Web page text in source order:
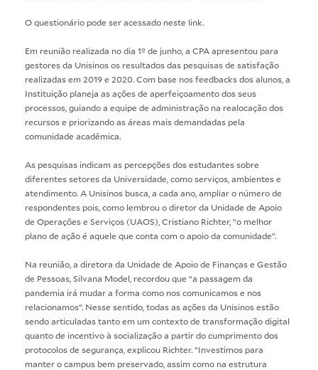
O questionário pode ser acessado neste link.
Em reunião realizada no dia 1º de junho, a CPA apresentou para
gestores da Unisinos os resultados das pesquisas de satisfação
realizadas em 2019 e 2020. Com base nos feedbacks dos alunos, a
Instituição planeja as ações de aperfeiçoamento dos seus
processos, guiando a equipe de administração na realocação dos
recursos e priorizando as áreas mais demandadas pela
comunidade acadêmica.
As pesquisas indicam as percepções dos estudantes sobre
diferentes setores da Universidade, como serviços, ambientes e
atendimento. A Unisinos busca, a cada ano, ampliar o número de
respondentes pois, como lembrou o diretor da Unidade de Apoio
de Operações e Serviços (UAOS), Cristiano Richter, “o melhor
plano de ação é aquele que conta com o apoio da comunidade”.
Na reunião, a diretora da Unidade de Apoio de Finanças e Gestão
de Pessoas, Silvana Model, recordou que “a passagem da
pandemia irá mudar a forma como nos comunicamos e nos
relacionamos”. Nesse sentido, todas as ações da Unisinos estão
sendo articuladas tanto em um contexto de transformação digital
quanto de incentivo à socialização a partir do cumprimento dos
protocolos de segurança, explicou Richter. “Investimos para
manter o campus bem preservado, assim como na estrutura